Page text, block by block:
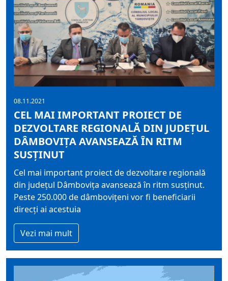
08.11.2021
CEL MAI IMPORTANT PROIECT DE
DEZVOLTARE REGIONALĂ DIN JUDEȚUL
DÂMBOVIȚA AVANSEAZĂ ÎN RITM
SUSȚINUT
Cel mai important proiect de dezvoltare regională
din județul Dâmbovița avansează în ritm susținut.
Peste 250.000 de dâmbovițeni vor fi beneficiarii
direcți ai acestuia
Vezi mai mult